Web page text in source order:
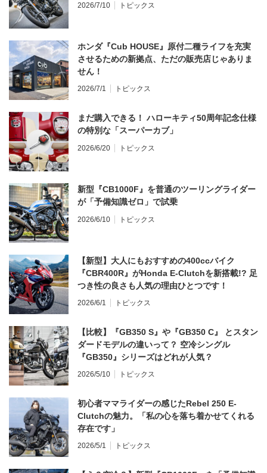
2026/7/10 トピックス
ホンダ『Cub HOUSE』原付二種ライフを充実
させるための新拠点、ただの販売店じゃありま
せん！
2026/7/1 トピックス
まだ購入できる！ ハローキティ50周年記念仕様
の特別な「スーパーカブ」
2026/6/20 トピックス
新型『CB1000F』を普通のツーリングライダー
が「予備知識ゼロ」で試乗
2026/6/10 トピックス
【新型】大人にもおすすめの400ccバイク
『CBR400R』がHonda E-Clutchを新搭載!? 足
つき性の良さも人気の理由ひとつです！
2026/6/1 トピックス
【比較】『GB350 S』や『GB350 C』 とスタン
ダードモデルの違いって？ 空冷シングル
『GB350』シリーズはどれが人気？
2026/5/10 トピックス
初心者ママライダーの感じたRebel 250 E-
Clutchの魅力。「私の心を落ち着かせてくれる
存在です」
2026/5/1 トピックス